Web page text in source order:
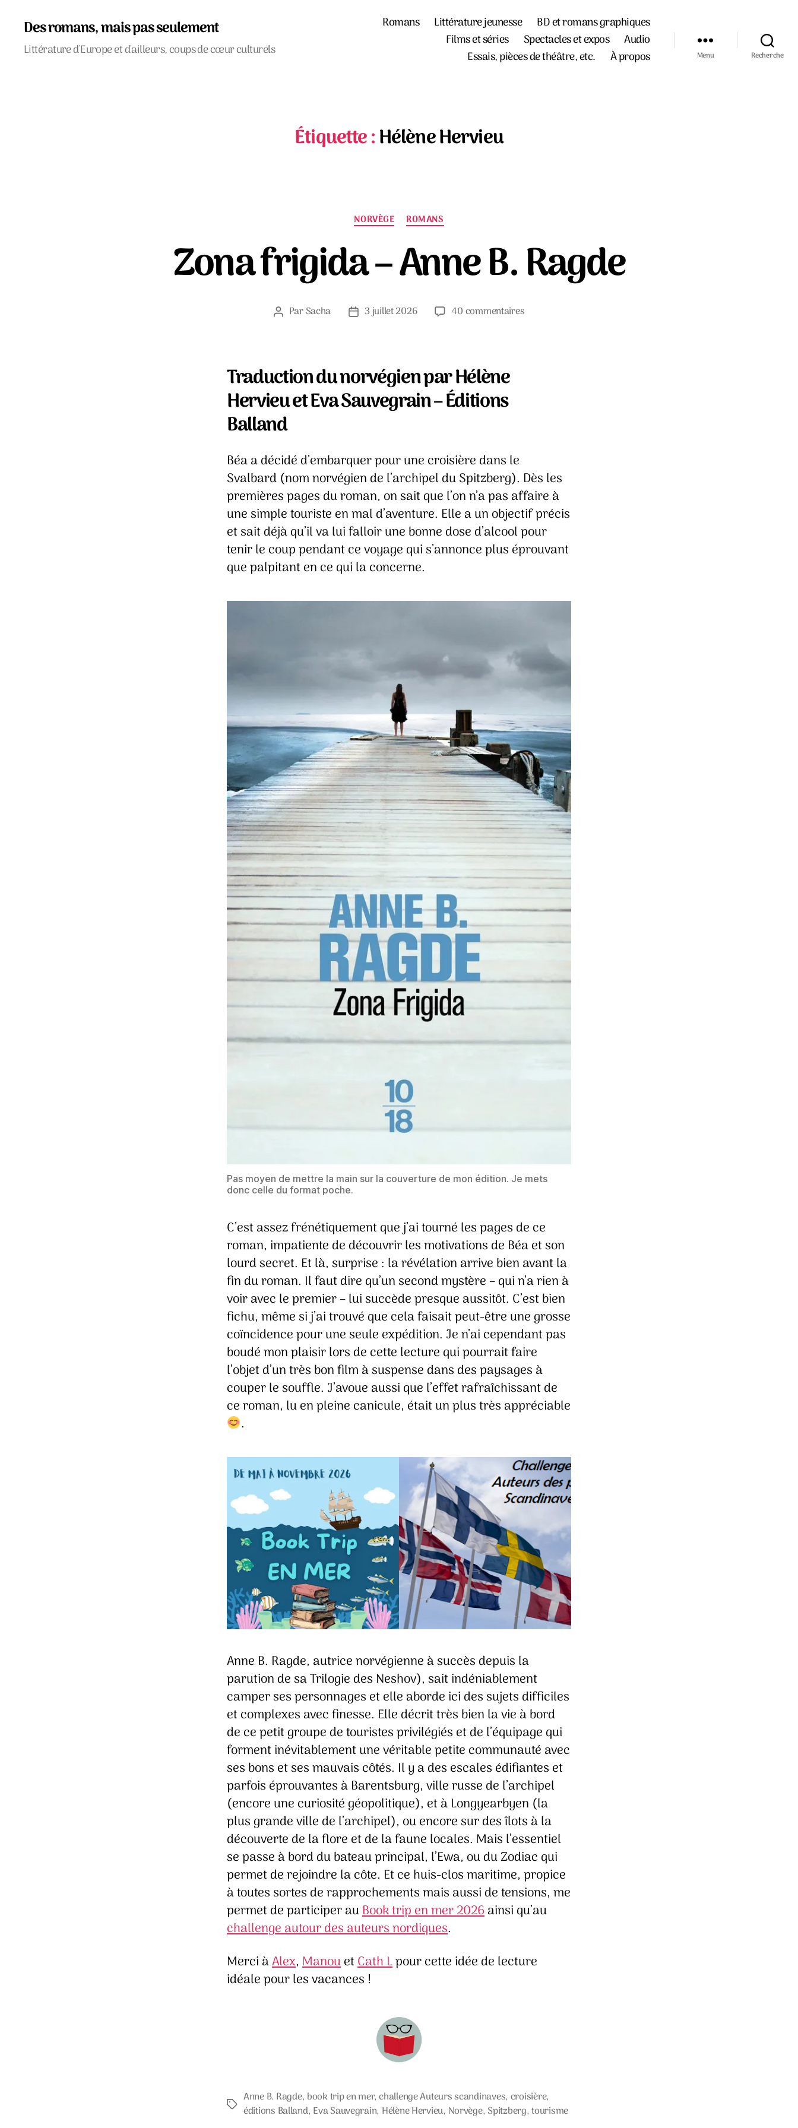
Des romans, mais pas seulement
Littérature d'Europe et d'ailleurs, coups de cœur culturels
Romans Littérature jeunesse
BD et romans graphiques
Films et séries
Spectacles et expos
Audio
Essais, pièces de théâtre, etc.
À propos Menu Recherche
Étiquette :Hélène Hervieu
Catégories
NORVÈGE ROMANS
Zona frigida – Anne B. Ragde
Auteur
ParSacha
Date3 juillet 2026 40 commentairessur
Traduction du norvégien par Hélène
Hervieu et Eva Sauvegrain – Éditions
Balland
Béa a décidé d’embarquer pour une croisière dans le
Svalbard (nom norvégien de l’archipel du Spitzberg). Dès les
premières pages du roman, on sait que l’on n’a pas affaire à
une simple touriste en mal d’aventure. Elle a un objectif précis
et sait déjà qu’il va lui falloir une bonne dose d’alcool pour
tenir le coup pendant ce voyage qui s’annonce plus éprouvant
que palpitant en ce qui la concerne.
Pas moyen de mettre la main sur la couverture de mon édition. Je mets
donc celle du format poche.
C’est assez frénétiquement que j’ai tourné les pages de ce
roman, impatiente de découvrir les motivations de Béa et son
lourd secret. Et là, surprise : la révélation arrive bien avant la
fin du roman. Il faut dire qu’un second mystère – qui n’a rien à
voir avec le premier – lui succède presque aussitôt. C’est bien
fichu, même si j’ai trouvé que cela faisait peut-être une grosse
coïncidence pour une seule expédition. Je n’ai cependant pas
boudé mon plaisir lors de cette lecture qui pourrait faire
l’objet d’un très bon film à suspense dans des paysages à
couper le souffle. J’avoue aussi que l’effet rafraîchissant de
ce roman, lu en pleine canicule, était un plus très appréciable
.
Anne B. Ragde, autrice norvégienne à succès depuis la
parution de sa Trilogie des Neshov), sait indéniablement
camper ses personnages et elle aborde ici des sujets difficiles
et complexes avec finesse. Elle décrit très bien la vie à bord
de ce petit groupe de touristes privilégiés et de l’équipage qui
forment inévitablement une véritable petite communauté avec
ses bons et ses mauvais côtés. Il y a des escales édifiantes et
parfois éprouvantes à Barentsburg, ville russe de l’archipel
(encore une curiosité géopolitique), et à Longyearbyen (la
plus grande ville de l’archipel), ou encore sur des îlots à la
découverte de la flore et de la faune locales. Mais l’essentiel
se passe à bord du bateau principal, l’Ewa, ou du Zodiac qui
permet de rejoindre la côte. Et ce huis-clos maritime, propice
à toutes sortes de rapprochements mais aussi de tensions, me
permet de participer auBook trip en mer 2026ainsi qu’au
challenge autour des auteurs nordiques.
Merci àAlex, ManouetCath Lpour cette idée de lecture
idéale pour les vacances !
Étiquettes
Anne B. Ragde,book trip en mer,challenge Auteurs scandinaves,croisière,
éditions Balland,Eva Sauvegrain, Hélène Hervieu, Norvège,Spitzberg,tourisme